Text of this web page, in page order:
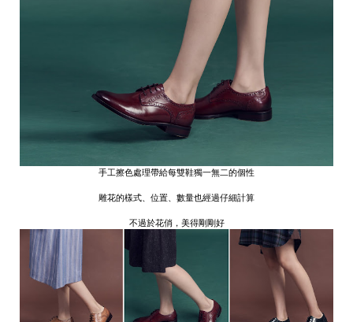
手工擦色處理帶給每雙鞋獨一無二的個性
雕花的樣式、位置、數量也經過仔細計算
不過於花俏，美得剛剛好